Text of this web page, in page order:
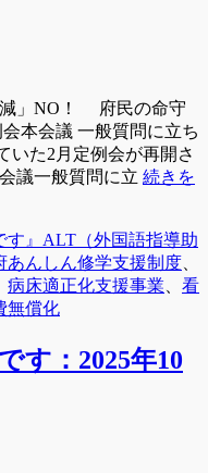
」NO！ 府民の命守
本会議 一般質問に立ち
いた2月定例会が再開さ
議一般質問に立 続きを
』
タ
グ
ALT（外国語指導助
あんしん修学支援制度
病床適正化支援事業
看
無償化
す：2025年10